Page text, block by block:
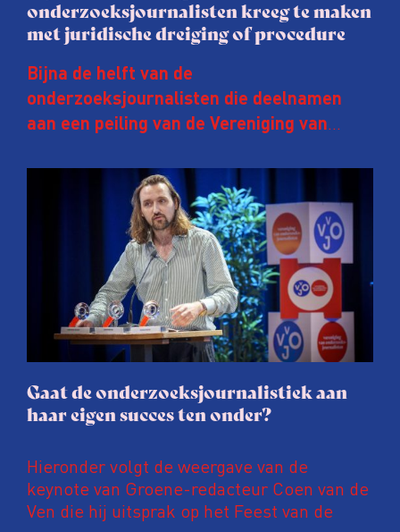
onderzoeksjournalisten kreeg te maken
met juridische dreiging of procedure
Bijna de helft van de
onderzoeksjournalisten die deelnamen
aan een peiling van de Vereniging van
afgelopen twee jaar te maken met
juridische dreiging of een juridische
procedure rond het eigen werk. Dat kost
journalisten tijd, ook ervaren zij stress en
soms worden publicaties aangepast of
gaat de hele publicatie zelfs niet door.
Gaat de onderzoeksjournalistiek aan
haar eigen succes ten onder?
Hieronder volgt de weergave van de
keynote van Groene-redacteur Coen van de
Ven die hij uitsprak op het Feest van de